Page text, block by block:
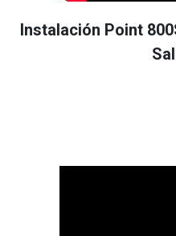
Instalación Point